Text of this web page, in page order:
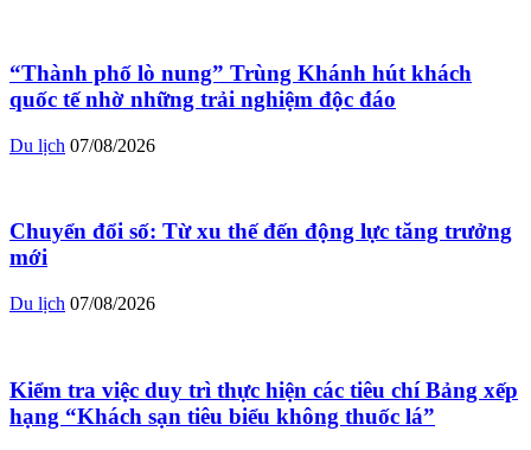
“Thành phố lò nung” Trùng Khánh hút khách
quốc tế nhờ những trải nghiệm độc đáo
Du lịch 07/08/2026
Chuyển đổi số: Từ xu thế đến động lực tăng trưởng
mới
Du lịch 07/08/2026
Kiểm tra việc duy trì thực hiện các tiêu chí Bảng xếp
hạng “Khách sạn tiêu biểu không thuốc lá”